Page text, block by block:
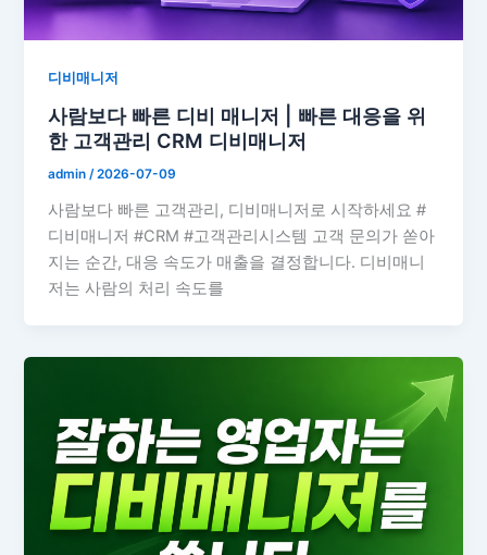
디비매니저
사람보다 빠른 디비 매니저 | 빠른 대응을 위
한 고객관리 CRM 디비매니저
admin/2026-07-09
사람보다 빠른 고객관리, 디비매니저로 시작하세요 #
디비매니저 #CRM #고객관리시스템 고객 문의가 쏟아
지는 순간, 대응 속도가 매출을 결정합니다. 디비매니
저는 사람의 처리 속도를